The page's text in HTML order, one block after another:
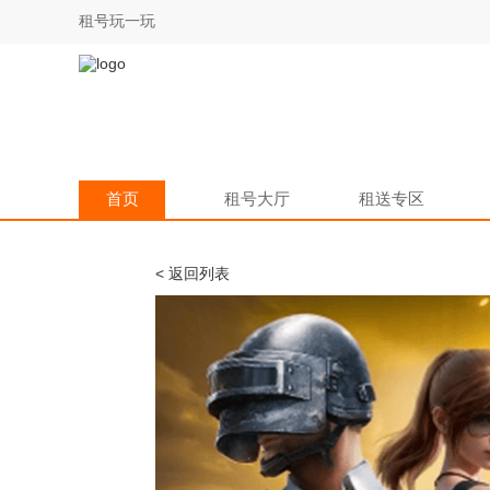
租号玩一玩
首页 租号大厅 租送专区
< 返回列表